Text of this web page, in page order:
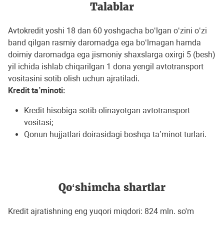
Talablar
Avtokredit yoshi 18 dan 60 yoshgacha bo‘lgan o‘zini o‘zi
band qilgan rasmiy daromadga ega bo‘lmagan hamda
doimiy daromadga ega jismoniy shaxslarga oxirgi 5 (besh)
yil ichida ishlab chiqarilgan 1 dona yengil avtotransport
vositasini sotib olish uchun ajratiladi.
Kredit ta’minoti:
Kredit hisobiga sotib olinayotgan avtotransport
vositasi;
Qonun hujjatlari doirasidagi boshqa ta’minot turlari.
Qo‘shimcha shartlar
Kredit ajratishning eng yuqori miqdori: 824 mln. so'm